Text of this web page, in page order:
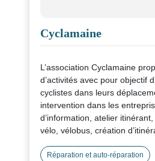
Cyclamaine
L’association Cyclamaine
d’activités avec pour objectif
cyclistes dans leurs
intervention dans les
d’information, atelier
vélo, vélobus, création
vélo-école à destination des
Réparation et auto-réparation